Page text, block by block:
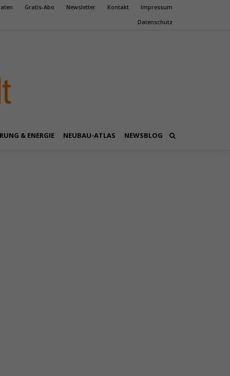
Gratis-Abo Newsletter Kontakt
Impressum
Datenschutz
& ENERGIE NEUBAU-ATLAS NEWSBLOG